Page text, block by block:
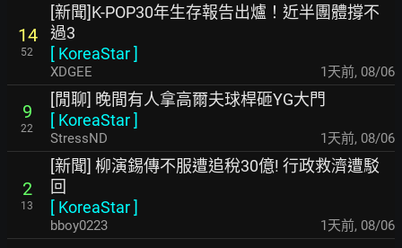
14
52
[新聞]K-POP30年生存報告出爐！近半團體撐不
過3
[ KoreaStar]
XDGEE 1天前, 08/06
9
22
[閒聊] 晚間有人拿高爾夫球桿砸YG大門
[ KoreaStar]
StressND 1天前, 08/06
2
13
[新聞] 柳演錫傳不服遭追稅30億! 行政救濟遭駁
回
[ KoreaStar]
bboy0223 1天前, 08/06